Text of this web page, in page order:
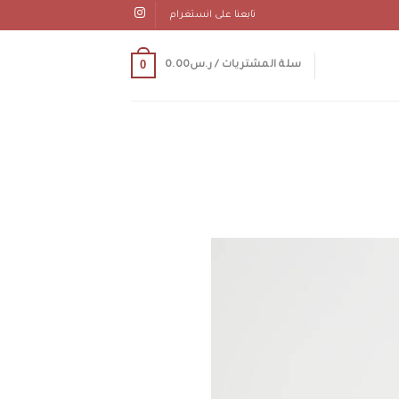
تابعنا على انستغرام
سلة المشتريات /ر.س0.00
0